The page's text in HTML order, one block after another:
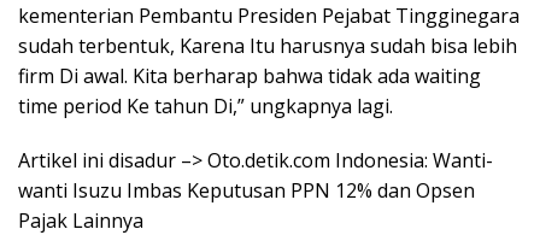
kementerian Pembantu Presiden Pejabat Tingginegara
sudah terbentuk, Karena Itu harusnya sudah bisa lebih
firm Di awal. Kita berharap bahwa tidak ada waiting
time period Ke tahun Di,” ungkapnya lagi.
Artikel ini disadur –> Oto.detik.com Indonesia: Wanti-
wanti Isuzu Imbas Keputusan PPN 12% dan Opsen
Pajak Lainnya